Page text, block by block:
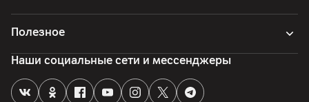
Полезное
Наши социальные сети и мессенджеры